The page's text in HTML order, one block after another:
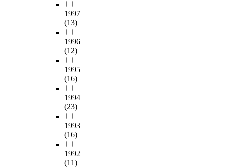
1997
(13)
1996
(12)
1995
(16)
1994
(23)
1993
(16)
1992
(11)